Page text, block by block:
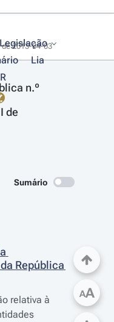
Legislação
Lia
de 2013-04-03
n.º
de
Sumário
República
relativa à
AA